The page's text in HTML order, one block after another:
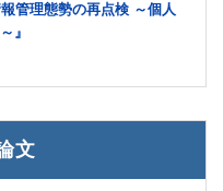
管理態勢の再点検 ～個人
』
文